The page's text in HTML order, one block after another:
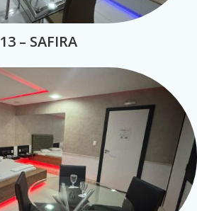
13 – SAFIRA